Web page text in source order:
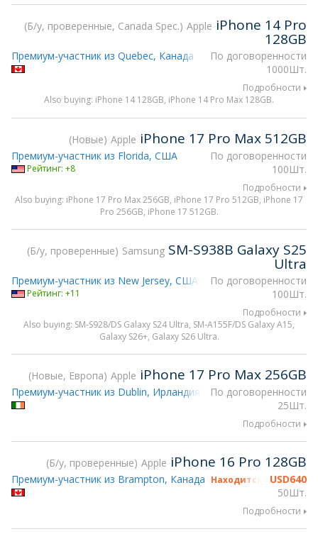
Б/у, проверенные, Canada Spec. Apple iPhone 14 Pro
128GB
По договоренности
1000Шт.
Премиум-участник из Quebec, Канада
Подробности
Also buying: iPhone 14 128GB, iPhone 14 Pro Max 128GB.
Новые Apple iPhone 17 Pro Max 512GB
По договоренности
100Шт.
Премиум-участник из Florida, США
Рейтинг: +8
Подробности
Also buying: iPhone 17 Pro Max 256GB, iPhone 17 Pro 512GB, iPhone 17
Pro 256GB, iPhone 17 512GB.
Б/у, проверенные Samsung SM-S938B Galaxy S25
Ultra
По договоренности
100Шт.
Премиум-участник из New Jersey, США
Рейтинг: +11
Подробности
Also buying: SM-S928/DS Galaxy S24 Ultra, SM-A155F/DS Galaxy A15,
Galaxy S26+, Galaxy S26 Ultra.
Новые, Европа Apple iPhone 17 Pro Max 256GB
По договоренности
25Шт.
Премиум-участник из Dublin, Ирландия
Подробности
Б/у, проверенные Apple iPhone 16 Pro 128GB
USD640
50Шт.
Премиум-участник из Brampton, Канада Находится на gsmX
Подробности